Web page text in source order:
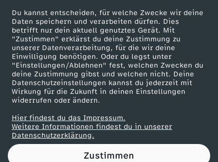
Du kannst entscheiden, für welche Zwecke wir deine
Daten speichern und verarbeiten dürfen. Dies
betrifft nur dein aktuell genutztes Gerät. Mit
"Zustimmen" erklärst du deine Zustimmung zu
unserer Datenverarbeitung, für die wir deine
Einwilligung benötigen. Oder du legst unter
"Einstellungen/Ablehnen" fest, welchen Zwecken du
deine Zustimmung gibst und welchen nicht. Deine
Datenschutzeinstellungen kannst du jederzeit mit
Wirkung für die Zukunft in deinen Einstellungen
widerrufen oder ändern.
Hier findest du das Impressum.
Weitere Informationen findest du in unserer
Datenschutzerklärung.
Zustimmen
ZDF goes Schule
Werbefernsehen
Mainzelmännchen
Partner